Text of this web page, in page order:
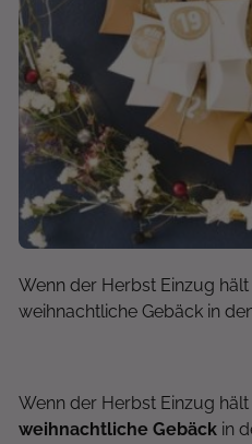
Wenn der Herbst Einzug
weihnachtliche Gebäck in
Wenn der Herbst Einzug
weihnachtliche Gebäck in